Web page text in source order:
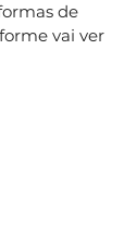
de
vai ver